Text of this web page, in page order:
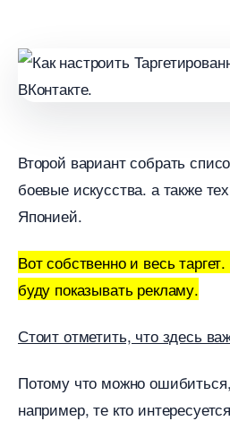
торой вариант собрать
оевые искусства. а также тех
Японией.
от собственно и весь
уду показывать рекламу.
Стоит отметить, что здесь
Потому что можно
например, те кто